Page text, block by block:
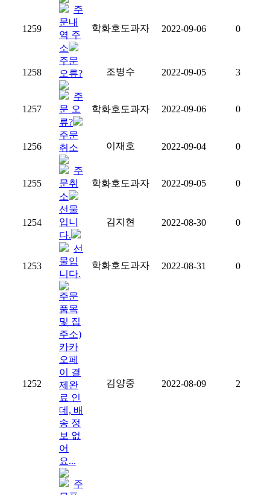
1259
주
문내
역 주
소
학화호도과자 2022-09-06 0
1258
주문
오류?
조병수 2022-09-05 3
1257
주
문 오
류?
학화호도과자 2022-09-06 0
1256
주문
취소
이재호 2022-09-04 0
1255
주
문취
소
학화호도과자 2022-09-05 0
1254
선물
입니
다.
김지현 2022-08-30 0
1253
선
물입
니다.
학화호도과자 2022-08-31 0
1252
주문
품목
및 집
주소)
카카
오페
이 결
제완
료 인
데, 배
송 정
보 없
어
요...
김양중 2022-08-09 2
주